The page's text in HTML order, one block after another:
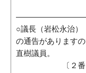
○議長（岩松永治
の通告があります
直樹議員。
〔２番 松下